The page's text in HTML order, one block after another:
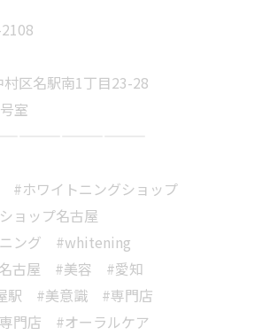
区名駅南1丁目23-28
室
#ホワイトニングショップ
ョップ名古屋
ニング #whitening
古屋 #美容 #愛知
駅 #美意識 #専門店
門店 #オーラルケア